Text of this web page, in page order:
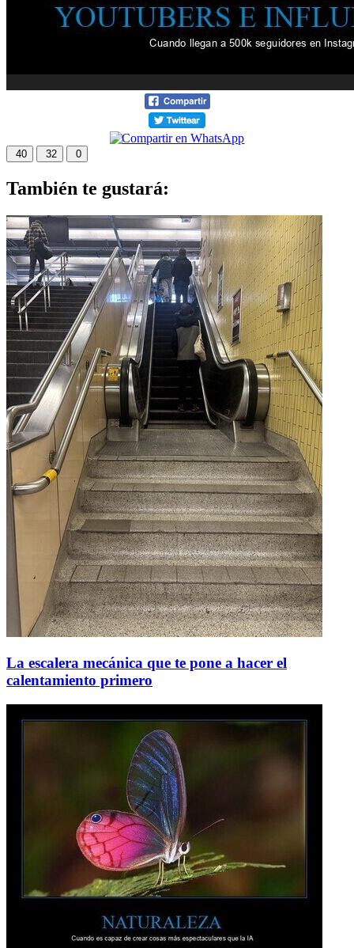
40 32 0
También te gustará:
La escalera mecánica que te pone a hacer el
calentamiento primero